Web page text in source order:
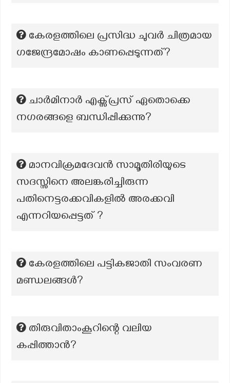
കേരളത്തിലെ പ്രസിദ്ധ ചുവർ ചിത്രമായ
ഗജേന്ദ്രമോഷം കാണപ്പെടുന്നത്?
ചാർമിനാർ എക്സ്പ്രസ് ഏതൊക്കെ
നഗരങ്ങളെ ബന്ധിപ്പിക്കുന്നു?
മാനവിക്രമദേവൻ സാമൂതിരിയുടെ
സദസ്സിനെ അലങ്കരിച്ചിരുന്ന
പതിനെട്ടരക്കവികളിൽ അരക്കവി
എന്നറിയപ്പെട്ടത് ?
കേരളത്തിലെ പട്ടികജാതി സംവരണ
മണ്ഡലങ്ങൾ?
തിരുവിതാംകൂറിന്റെ വലിയ
കപ്പിത്താൻ?